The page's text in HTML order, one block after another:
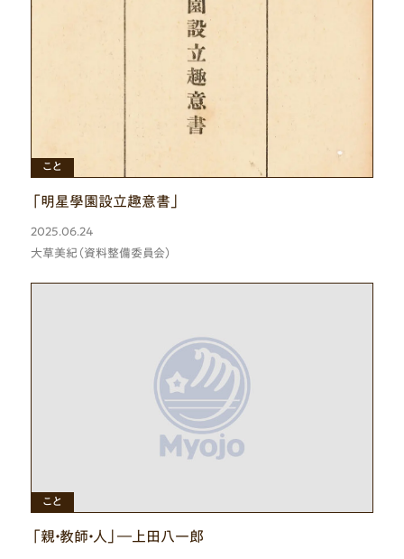
ひと
もの
こと
「明星學園設立趣意書」
2025.06.24
大草美紀（資料整備委員会）
ひと
こと
「親・教師・人」―上田八一郎